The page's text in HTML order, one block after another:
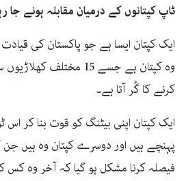
ٹاپ کپتانوں کے درمیان مقابلہ ہونے جا
ایک کپتان ایسا ہے جو پاکستان کی
وہ کپتان ہے جسے 15
کرنے کا گُر آتا ہے۔
ایک کپتان اپنی بیٹنگ کو قوت بنا کر اس
پہنچے ہیں اور دوسرے کپتان وہ ہیں